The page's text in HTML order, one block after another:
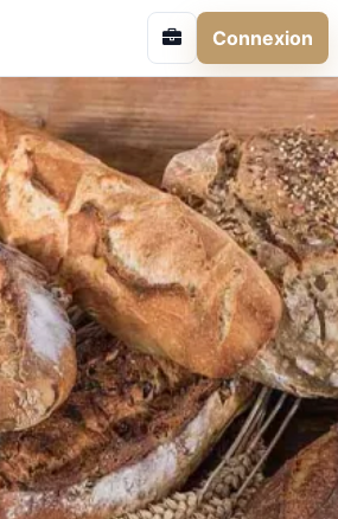
Connexion